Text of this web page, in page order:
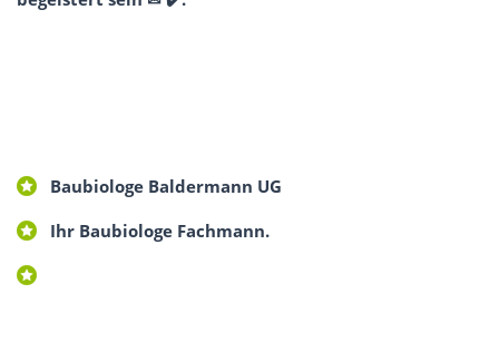
Baubiologe Baldermann UG
Ihr Baubiologe Fachmann.